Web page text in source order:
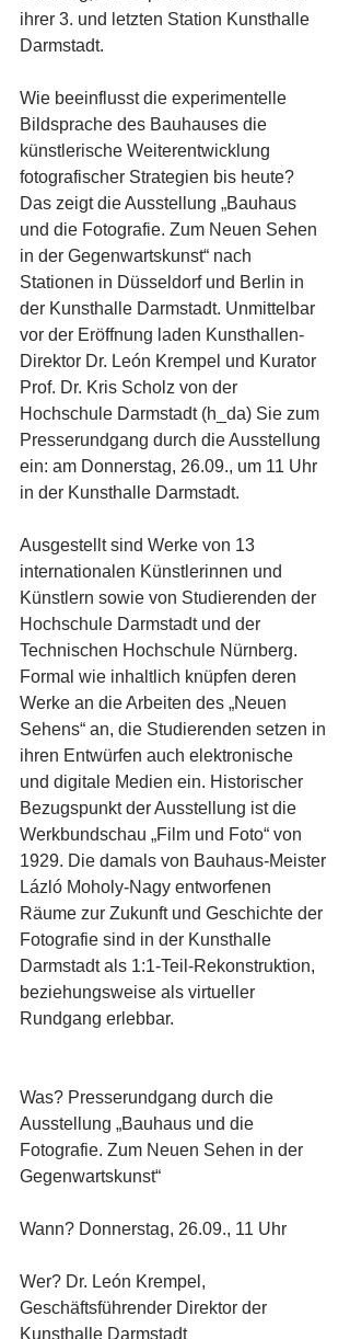
ihrer 3. und letzten Station Kunsthalle
Darmstadt.
Wie beeinflusst die experimentelle
Bildsprache des Bauhauses die
künstlerische Weiterentwicklung
fotografischer Strategien bis heute?
Das zeigt die Ausstellung „Bauhaus
und die Fotografie. Zum Neuen Sehen
in der Gegenwartskunst“ nach
Stationen in Düsseldorf und Berlin in
der Kunsthalle Darmstadt. Unmittelbar
vor der Eröffnung laden Kunsthallen-
Direktor Dr. León Krempel und Kurator
Prof. Dr. Kris Scholz von der
Hochschule Darmstadt (h_da) Sie zum
Presserundgang durch die Ausstellung
ein: am Donnerstag, 26.09., um 11 Uhr
in der Kunsthalle Darmstadt.
Ausgestellt sind Werke von 13
internationalen Künstlerinnen und
Künstlern sowie von Studierenden der
Hochschule Darmstadt und der
Technischen Hochschule Nürnberg.
Formal wie inhaltlich knüpfen deren
Werke an die Arbeiten des „Neuen
Sehens“ an, die Studierenden setzen in
ihren Entwürfen auch elektronische
und digitale Medien ein. Historischer
Bezugspunkt der Ausstellung ist die
Werkbundschau „Film und Foto“ von
1929. Die damals von Bauhaus-Meister
Lázló Moholy-Nagy entworfenen
Räume zur Zukunft und Geschichte der
Fotografie sind in der Kunsthalle
Darmstadt als 1:1-Teil-Rekonstruktion,
beziehungsweise als virtueller
Rundgang erlebbar.
Was? Presserundgang durch die
Ausstellung „Bauhaus und die
Fotografie. Zum Neuen Sehen in der
Gegenwartskunst“
Wann? Donnerstag, 26.09., 11 Uhr
Wer? Dr. León Krempel,
Geschäftsführender Direktor der
Kunsthalle Darmstadt